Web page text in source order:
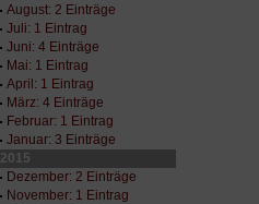
August: 2 Einträge
Juli: 1 Eintrag
Juni: 4 Einträge
Mai: 1 Eintrag
April: 1 Eintrag
März: 4 Einträge
Februar: 1 Eintrag
Januar: 3 Einträge
2015
Dezember: 2 Einträge
November: 1 Eintrag